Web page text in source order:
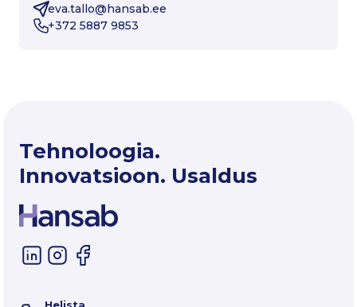
eva.tallo@hansab.ee
+372 5887 9853
Tehnoloogia.
Innovatsioon. Usaldus
Helista